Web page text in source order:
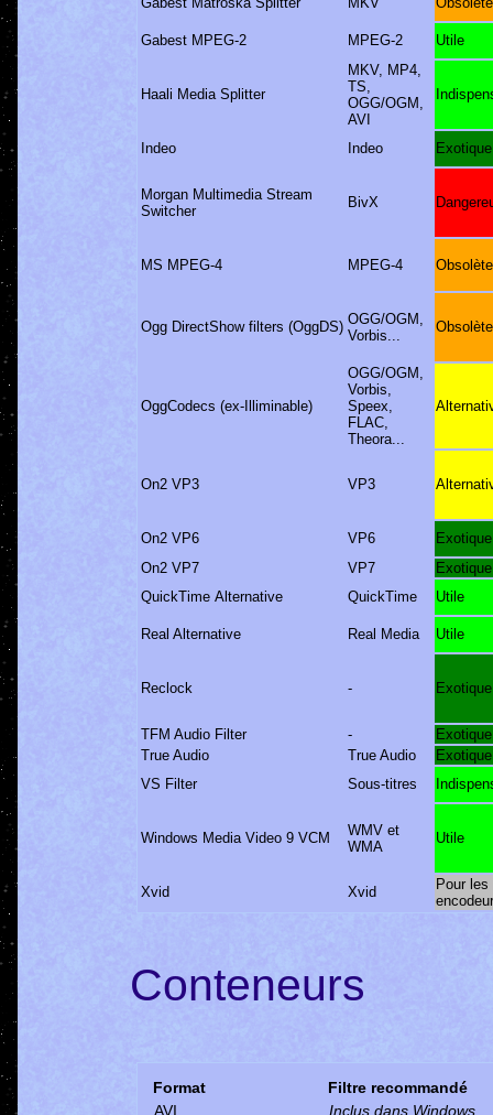
Gabest MPEG-2 MPEG-2 Utile
Haali Media Splitter
MKV, MP4,
TS,
OGG/OGM,
AVI
Indeo Indeo Exotique
Morgan Multimedia Stream
Switcher
BivX
MS MPEG-4 MPEG-4 Obsolète
Ogg DirectShow filters (OggDS) OGG/OGM,
Vorbis...
Obsolète
OggCodecs (ex-Illiminable)
OGG/OGM,
Vorbis,
Speex,
FLAC,
Theora...
On2 VP3 VP3
On2 VP6 VP6
Exotique
On2 VP7
VP7
Exotique
QuickTime Alternative
QuickTime Utile
Real Alternative Real Media Utile
Reclock - Exotique
TFM Audio Filter -
Exotique
True Audio
True Audio
Exotique
VS Filter
Sous-titres
Windows Media Video 9 VCM
WMV et
WMA
Utile
Xvid Xvid
Pour les
Conteneurs
Format
Filtre recommandé
AVI
Inclus dans Windows